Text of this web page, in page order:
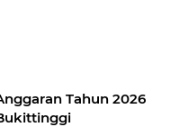
Tahun 2026